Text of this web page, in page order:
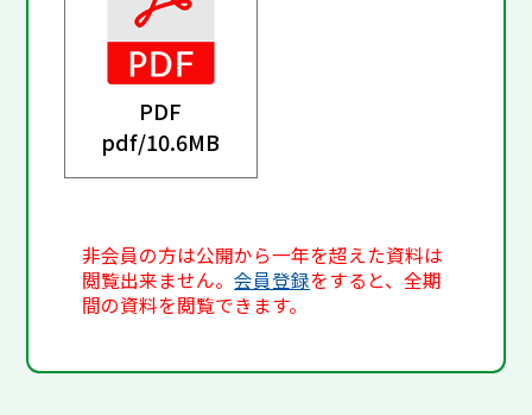
PDF
pdf/10.6MB
非会員の方は公開から一年を超えた資料は
閲覧出来ません。会員登録をすると、全期
間の資料を閲覧できます。